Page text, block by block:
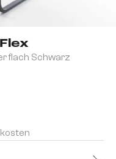
flach Schwarz